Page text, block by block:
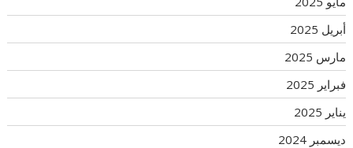
أبريل 2025
مارس 2025
فبراير 2025
يناير 2025
ديسمبر 2024